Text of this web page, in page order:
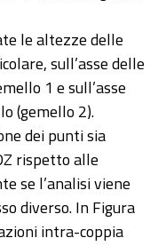
le altezze delle
sull’asse delle
1 e sull’asse
(gemello 2).
dei punti sia
rispetto alle
se l’analisi viene
diverso. In Figura
intra-coppia